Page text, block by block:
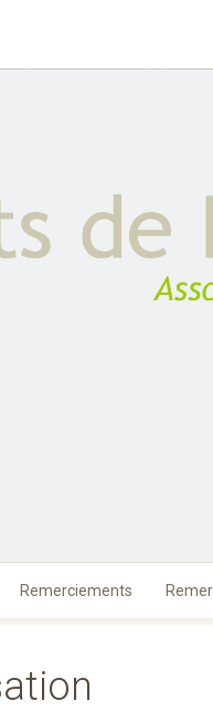
Remerciements